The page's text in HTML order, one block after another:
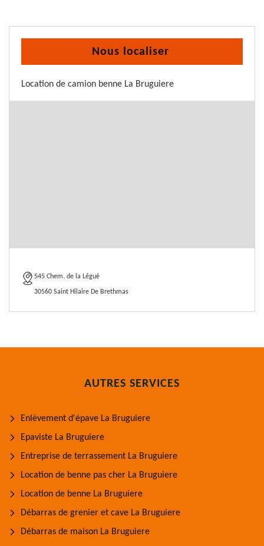
Nous localiser
Location de camion benne La Bruguiere
545 Chem. de la Légué
30560 Saint Hilaire De Brethmas
AUTRES SERVICES
Enlèvement d'épave La Bruguiere
Epaviste La Bruguiere
Entreprise de terrassement La Bruguiere
Location de benne pas cher La Bruguiere
Location de benne La Bruguiere
Débarras de grenier et cave La Bruguiere
Débarras de maison La Bruguiere